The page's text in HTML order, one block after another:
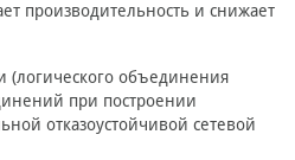
производительность и снижает
(логического объединения
при построении
отказоустойчивой сетевой